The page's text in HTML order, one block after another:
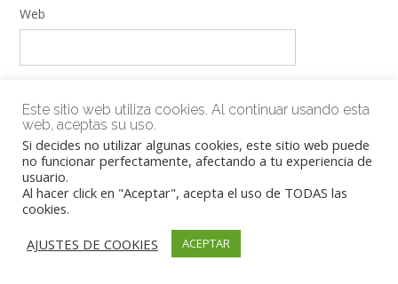
Web
Guarda mi nombre, correo electrónico y web en este
navegador para la próxima vez que comente.